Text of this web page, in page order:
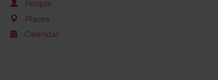
People
Places
Calendar